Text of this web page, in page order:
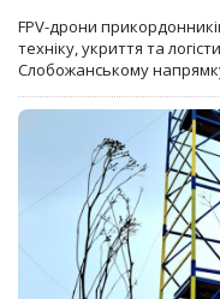
FPV-дрони
техніку, укриття та
Слобожанському